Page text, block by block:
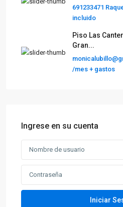
691233471
incluido
Piso Las
Gran...
/mes + gastos
Ingrese en su cuenta
Iniciar